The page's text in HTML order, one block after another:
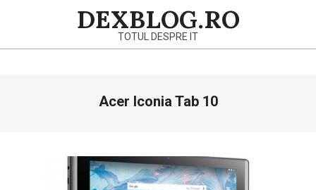
DEXBLOG.RO
TOTUL DESPRE IT
Acer Iconia Tab 10